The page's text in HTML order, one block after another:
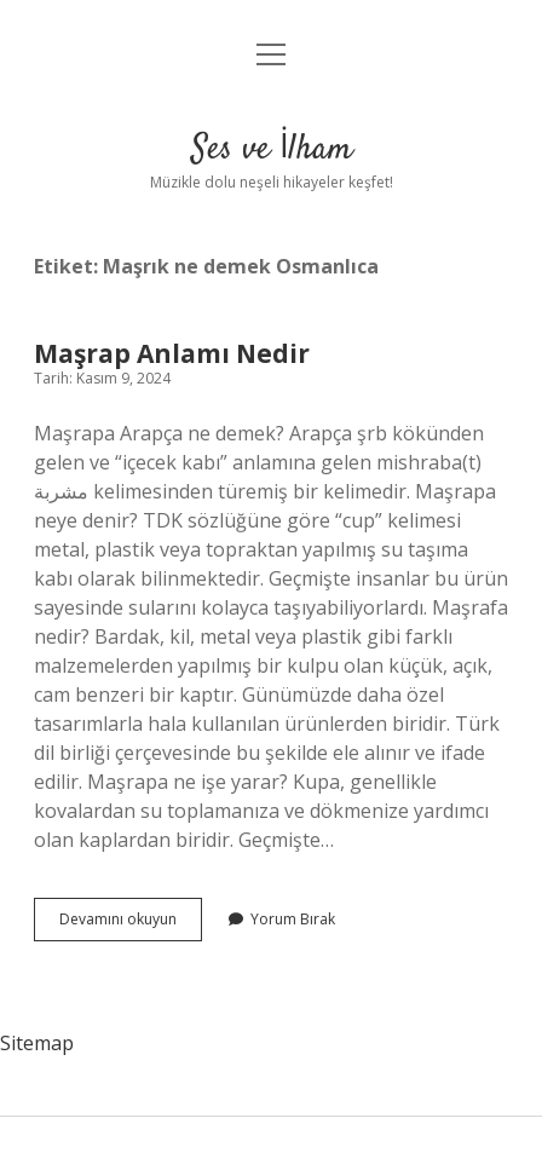
Anasayfa
Yasal Uyarı
menüyü
Ses ve İlham
Müzikle dolu neşeli hikayeler keşfet!
Etiket: Maşrık ne demek Osmanlıca
Maşrap Anlamı Nedir
Tarih: Kasım 9, 2024
Maşrapa Arapça ne demek? Arapça şrb kökünden
gelen ve “içecek kabı” anlamına gelen mishraba(t)
مشربة kelimesinden türemiş bir kelimedir. Maşrapa
neye denir? TDK sözlüğüne göre “cup” kelimesi
metal, plastik veya topraktan yapılmış su taşıma
kabı olarak bilinmektedir. Geçmişte insanlar bu ürün
sayesinde sularını kolayca taşıyabiliyorlardı. Maşrafa
nedir? Bardak, kil, metal veya plastik gibi farklı
malzemelerden yapılmış bir kulpu olan küçük, açık,
cam benzeri bir kaptır. Günümüzde daha özel
tasarımlarla hala kullanılan ürünlerden biridir. Türk
dil birliği çerçevesinde bu şekilde ele alınır ve ifade
edilir. Maşrapa ne işe yarar? Kupa, genellikle
kovalardan su toplamanıza ve dökmenize yardımcı
olan kaplardan biridir. Geçmişte…
Devamını okuyun
Anlamı
Yorum Bırak
Sitemap